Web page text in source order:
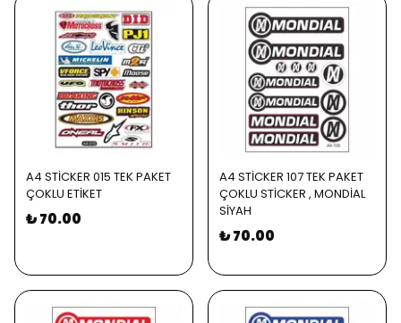
A4 STİCKER 015 TEK PAKET
ÇOKLU ETİKET
₺ 70.00
A4 STİCKER 107 TEK PAKET
ÇOKLU STİCKER , MONDİAL
SİYAH
₺ 70.00